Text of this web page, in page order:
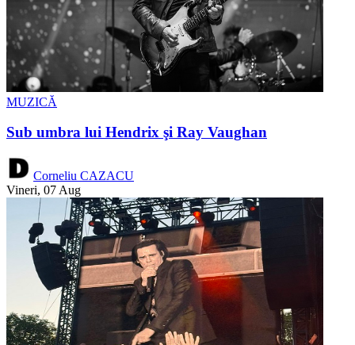
MUZICĂ
Sub umbra lui Hendrix şi Ray Vaughan
Corneliu CAZACU
Vineri, 07 Aug